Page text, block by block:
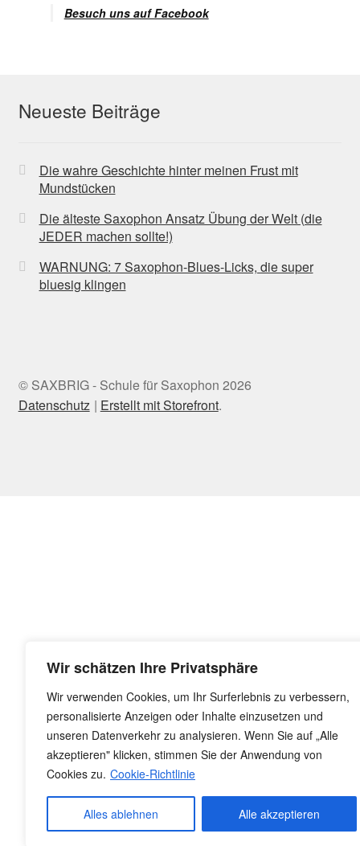
Wir schätzen Ihre Privatsphäre
Wir verwenden Cookies, um Ihr Surferlebnis zu verbessern,
personalisierte Anzeigen oder Inhalte einzusetzen und
unseren Datenverkehr zu analysieren. Wenn Sie auf „Alle
akzeptieren" klicken, stimmen Sie der Anwendung von
Cookies zu. Cookie-Richtlinie
Alles ablehnen Alle akzeptieren
Besuch uns auf Facebook
Neueste Beiträge
Die wahre Geschichte hinter meinen Frust mit
Mundstücken
Die älteste Saxophon Ansatz Übung der Welt (die
JEDER machen sollte!)
WARNUNG: 7 Saxophon-Blues-Licks, die super
bluesig klingen
© SAXBRIG - Schule für Saxophon 2026
Datenschutz
Erstellt mit Storefront.